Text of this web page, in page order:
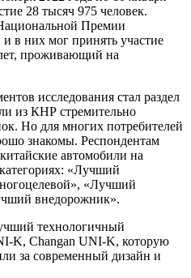
28 тысяч 975 человек.
Премии
в них мог принять участие
проживающий на
исследования стал раздел
из КНР стремительно
Но для многих потребителей
знакомы. Респондентам
автомобили на
«Лучший
«Лучший
внедорожник».
технологичный
K, Changan UNI-K, которую
за современный дизайн и